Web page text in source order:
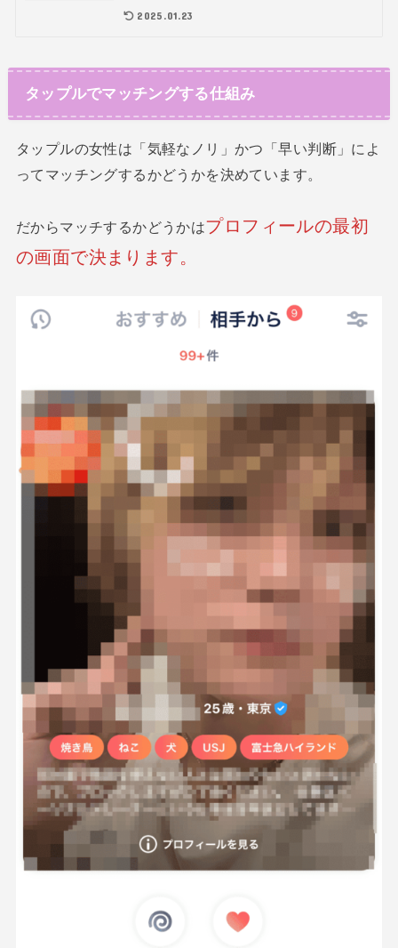
2025.01.23
タップルでマッチングする仕組み
タップルの女性は「気軽なノリ」かつ「早い判断」によ
ってマッチングするかどうかを決めています。
だからマッチするかどうかはプロフィールの最初
の画面で決まります。